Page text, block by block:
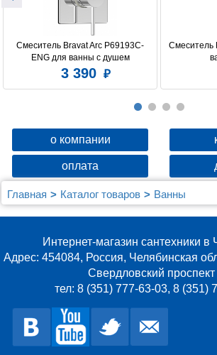
Смеситель Bravat Arc P69193C-
ENG для ванны с душем
3 390
Смеситель
о компании
оплата
Главная Каталог товаров
Ванны
Акриловая ванна Gemy G8040 C L
Интернет-магазин сантехники в
Адрес: 454084, Россия, Челябинская
Свердловский проспект
тел: 8 (351) 777-63-03, 8 (351)